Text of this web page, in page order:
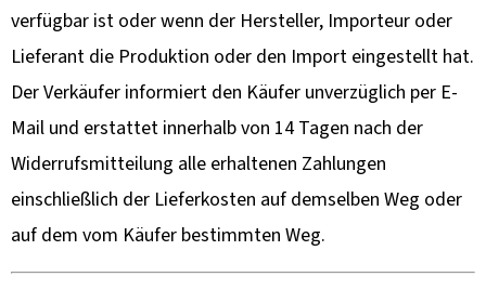
verfügbar ist oder wenn der Hersteller, Importeur oder
Lieferant die Produktion oder den Import eingestellt hat.
Der Verkäufer informiert den Käufer unverzüglich per E-
Mail und erstattet innerhalb von 14 Tagen nach der
Widerrufsmitteilung alle erhaltenen Zahlungen
einschließlich der Lieferkosten auf demselben Weg oder
auf dem vom Käufer bestimmten Weg.